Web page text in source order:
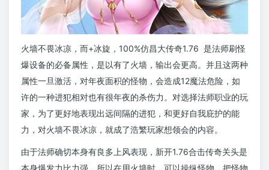
火墙不畏冰凉，而+冰旋，100%仿昌大传奇1.76 是法师刷怪
爆设备的必备属性，是以有了火墙，输出会更高。并且这两种
属性一旦激活，对年夜面积的怪物，会造成12魔法危险，如
许的一种进犯相对也有很年夜的杀伤力。对选择法师职业的玩
家，为了更好地表现出远间隔的进犯，和更好自我庇护的能
力，对火墙不畏冰凉，就成了浩繁玩家想领会的内容。
由于法师确切本身有良多上风表现，新开1.76合击传奇关头是
本身爆发力比力强，所以在用火墙时，可以操纵怪物，把怪物